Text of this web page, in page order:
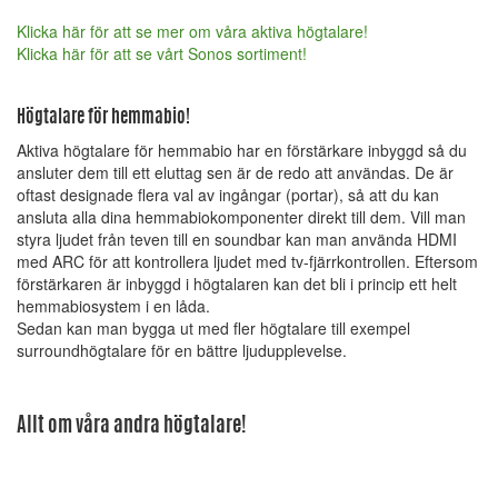
Klicka här för att se mer om våra aktiva högtalare!
Klicka här för att se vårt Sonos sortiment!
Högtalare för hemmabio!
Aktiva högtalare för hemmabio har en förstärkare inbyggd så du
ansluter dem till ett eluttag sen är de redo att användas. De är
oftast designade flera val av ingångar (portar), så att du kan
ansluta alla dina hemmabiokomponenter direkt till dem. Vill man
styra ljudet från teven till en soundbar kan man använda HDMI
med ARC för att kontrollera ljudet med tv-fjärrkontrollen. Eftersom
förstärkaren är inbyggd i högtalaren kan det bli i princip ett helt
hemmabiosystem i en låda.
Sedan kan man bygga ut med fler högtalare till exempel
surroundhögtalare för en bättre ljudupplevelse.
Allt om våra andra högtalare!